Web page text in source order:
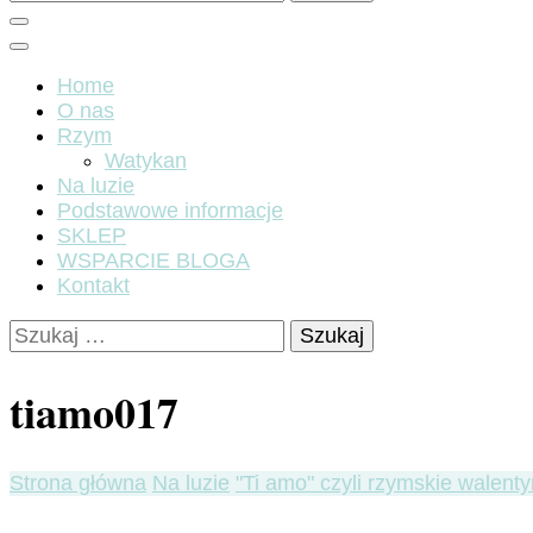
Home
O nas
Rzym
Watykan
Na luzie
Podstawowe informacje
SKLEP
WSPARCIE BLOGA
Kontakt
Szukaj:
tiamo017
Strona główna Na luzie "Ti amo" czyli rzymskie